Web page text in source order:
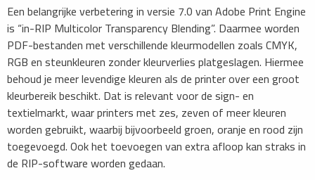
Een belangrijke verbetering in versie 7.0 van Adobe Print Engine
is “in-RIP Multicolor Transparency Blending”. Daarmee worden
PDF-bestanden met verschillende kleurmodellen zoals CMYK,
RGB en steunkleuren zonder kleurverlies platgeslagen. Hiermee
behoud je meer levendige kleuren als de printer over een groot
kleurbereik beschikt. Dat is relevant voor de sign- en
textielmarkt, waar printers met zes, zeven of meer kleuren
worden gebruikt, waarbij bijvoorbeeld groen, oranje en rood zijn
toegevoegd. Ook het toevoegen van extra afloop kan straks in
de RIP-software worden gedaan.